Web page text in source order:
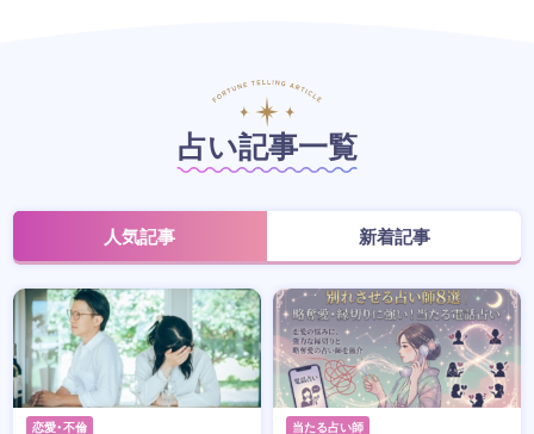
占い記事一覧
人気記事 新着記事
恋愛・不倫 当たる占い師